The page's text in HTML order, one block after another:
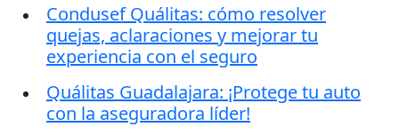
Condusef Quálitas: cómo resolver
quejas, aclaraciones y mejorar tu
experiencia con el seguro
Quálitas Guadalajara: ¡Protege tu auto
con la aseguradora líder!